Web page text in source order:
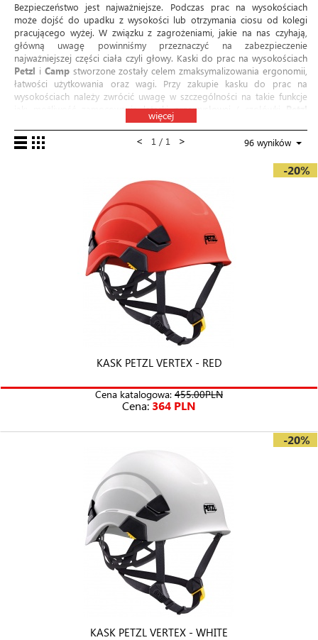
Bezpieczeństwo jest najważniejsze. Podczas prac na wysokościach
może dojść do upadku z wysokości lub otrzymania ciosu od kolegi
pracującego wyżej. W związku z zagrożeniami, jakie na nas czyhają,
główną uwagę powinniśmy przeznaczyć na zabezpieczenie
najważniejszej części ciała czyli głowy. Kaski do prac na wysokościach
Petzl i Campstworzone zostały celem zmaksymalizowania ergonomii,
łatwości użytkowania oraz wagi. Przy zakupie kasku do prac na
wysokościach należy zwrócić uwagę w szczególności na takie funkcje
jak: możliwość zamocowanialatarki przemysłowej
), możliwość zastosowania dodatkowej osłony oczu (
lub uszu oraz zapewnienie wentylacji głowy. W ofercie sklepu
górskiego weld.pl znajdują się kaski w kolorze białym, żółtym,
więcej
< 1 / 1 > 96 wyników
-20%
KASK PETZL VERTEX - RED
Cena katalogowa: 455.00PLN
Cena: 364 PLN
-20%
KASK PETZL VERTEX - WHITE